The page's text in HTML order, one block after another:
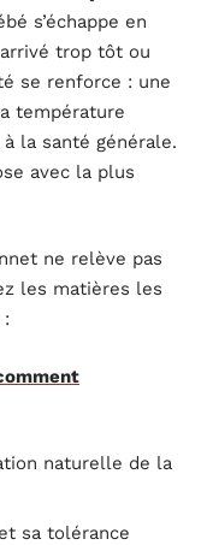
s’échappe en
trop tôt ou
se renforce : une
température
la santé générale.
avec la plus
ne relève pas
les matières les
naturelle de la
sa tolérance